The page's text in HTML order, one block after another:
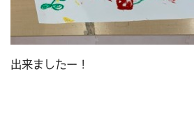
出来ましたー！